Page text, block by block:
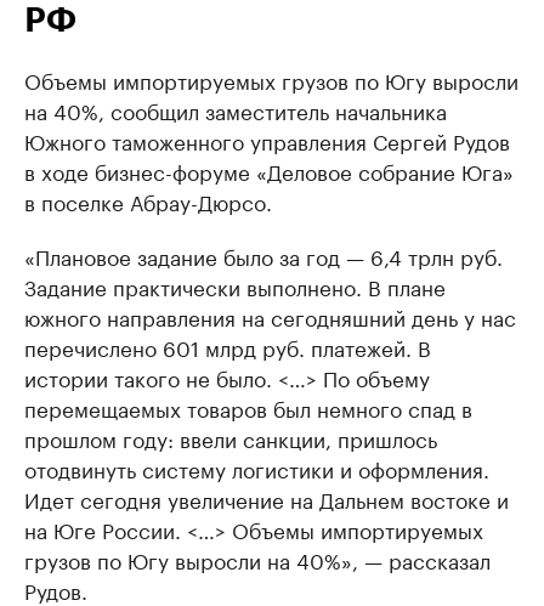
РФ
Объемы импортируемых грузов по Югу выросли
на 40%, сообщил заместитель начальника
Южного таможенного управления Сергей Рудов
в ходе бизнес-форуме «Деловое собрание Юга»
в поселке Абрау-Дюрсо.
«Плановое задание было за год — 6,4 трлн руб.
Задание практически выполнено. В плане
южного направления на сегодняшний день у нас
перечислено 601 млрд руб. платежей. В
истории такого не было. <…> По объему
перемещаемых товаров был немного спад в
прошлом году: ввели санкции, пришлось
отодвинуть систему логистики и оформления.
Идет сегодня увеличение на Дальнем востоке и
на Юге России. <…> Объемы импортируемых
грузов по Югу выросли на 40%», — рассказал
Рудов.